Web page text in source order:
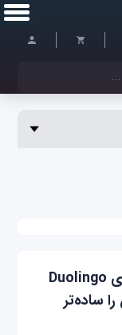
چت‌روبات‌های Duolingo
ساده‌تر